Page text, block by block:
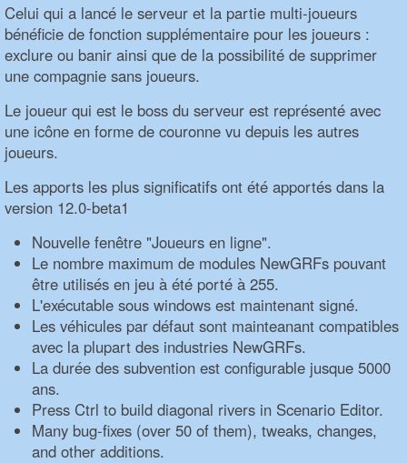
Celui qui a lancé le serveur et la partie multi-joueurs
bénéficie de fonction supplémentaire pour les joueurs :
exclure ou banir ainsi que de la possibilité de supprimer
une compagnie sans joueurs.
Le joueur qui est le boss du serveur est représenté avec
une icône en forme de couronne vu depuis les autres
joueurs.
Les apports les plus significatifs ont été apportés dans la
version 12.0-beta1
Nouvelle fenêtre "Joueurs en ligne".
Le nombre maximum de modules NewGRFs pouvant
être utilisés en jeu à été porté à 255.
L'exécutable sous windows est maintenant signé.
Les véhicules par défaut sont mainteanant compatibles
avec la plupart des industries NewGRFs.
La durée des subvention est configurable jusque 5000
ans.
Press Ctrl to build diagonal rivers in Scenario Editor.
Many bug-fixes (over 50 of them), tweaks, changes,
and other additions.